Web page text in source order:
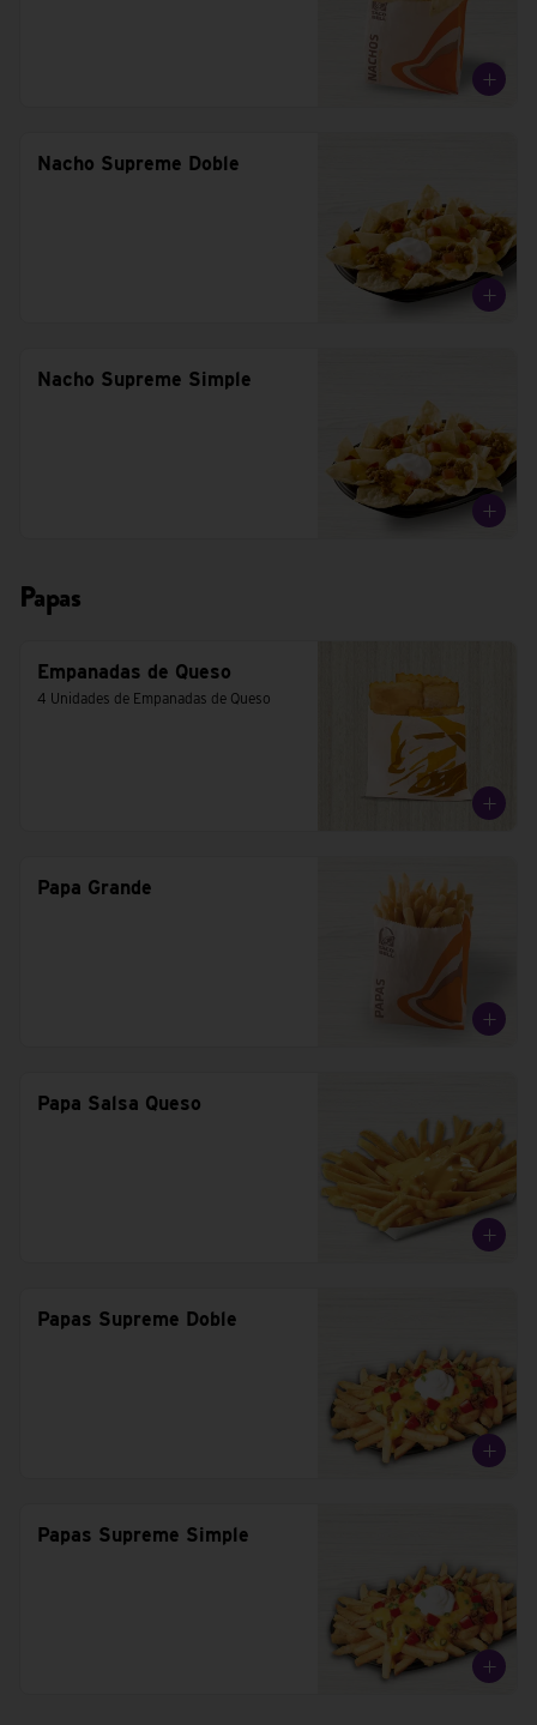
Nacho Supreme Doble
Nacho Supreme Simple
Papas
Empanadas de Queso
4 Unidades de Empanadas de Queso
Papa Grande
Papa Salsa Queso
Papas Supreme Doble
Papas Supreme Simple